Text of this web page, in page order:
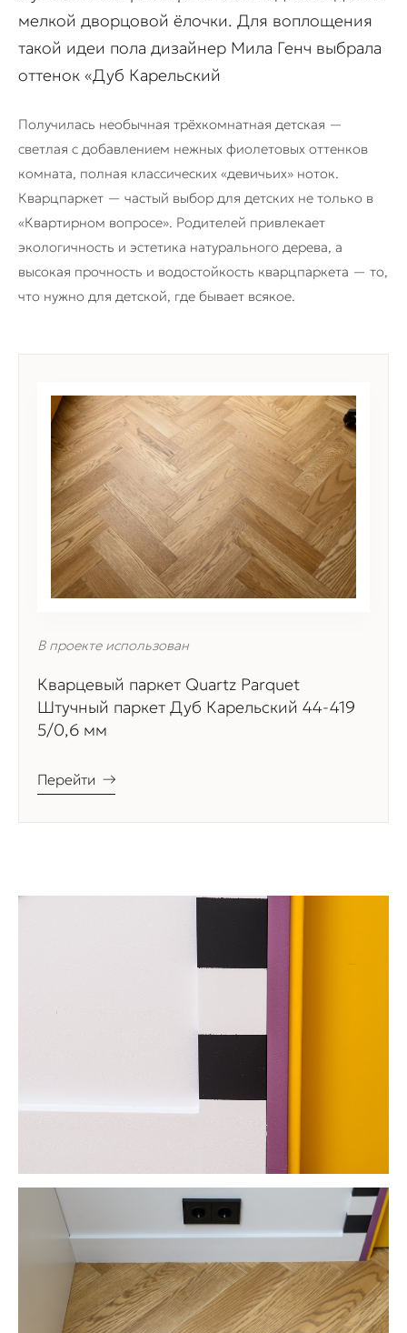
мелкой дворцовой ёлочки. Для воплощения
такой идеи пола дизайнер Мила Генч выбрала
оттенок «Дуб Карельский
Получилась необычная трёхкомнатная детская —
светлая с добавлением нежных фиолетовых оттенков
комната, полная классических «девичьих» ноток.
Кварцпаркет — частый выбор для детских не только в
«Квартирном вопросе». Родителей привлекает
экологичность и эстетика натурального дерева, а
высокая прочность и водостойкость кварцпаркета — то,
что нужно для детской, где бывает всякое.
В проекте использован
Кварцевый паркет Quartz Parquet
Штучный паркет Дуб Карельский 44-419
5/0,6 мм
Перейти →